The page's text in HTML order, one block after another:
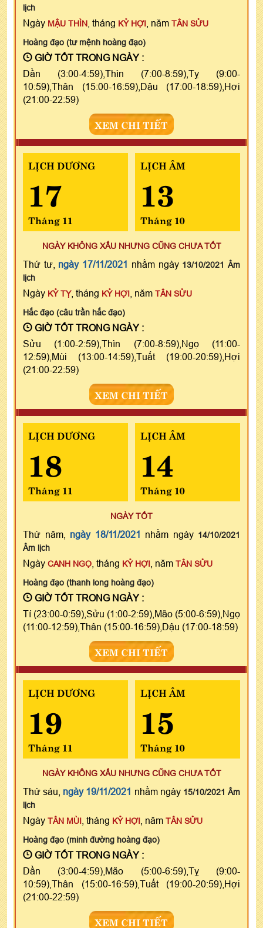
lịch
Ngày MẬU THÌN , tháng KỶ HỢI , năm TÂN SỬU
Hoàng đạo (tư mệnh hoàng đạo)
GIỜ TỐT TRONG NGÀY :
Dần (3:00-4:59),Thìn (7:00-8:59),Tỵ (9:00-
10:59),Thân (15:00-16:59),Dậu (17:00-18:59),Hợi
(21:00-22:59)
XEM CHI TIẾT
LỊCH DƯƠNG
17
Tháng 11
LỊCH ÂM
13
Tháng 10
NGÀY KHÔNG XẤU NHƯNG CŨNG CHƯA TỐT
Thứ tư, ngày 17/11/2021 nhằm ngày 13/10/2021 Âm
lịch
Ngày KỶ TỴ, tháng KỶ HỢI , năm TÂN SỬU
Hắc đạo (câu trần hắc đạo)
GIỜ TỐT TRONG NGÀY :
Sửu (1:00-2:59),Thìn (7:00-8:59),Ngọ (11:00-
12:59),Mùi (13:00-14:59),Tuất (19:00-20:59),Hợi
(21:00-22:59)
XEM CHI TIẾT
LỊCH DƯƠNG
18
Tháng 11
LỊCH ÂM
14
Tháng 10
NGÀY TỐT
Thứ năm, ngày 18/11/2021 nhằm ngày 14/10/2021
Âm lịch
Ngày CANH NGỌ , tháng KỶ HỢI , năm TÂN SỬU
Hoàng đạo (thanh long hoàng đạo)
GIỜ TỐT TRONG NGÀY :
Tí (23:00-0:59),Sửu (1:00-2:59),Mão (5:00-6:59),Ngọ
(11:00-12:59),Thân (15:00-16:59),Dậu (17:00-18:59)
XEM CHI TIẾT
LỊCH DƯƠNG
19
Tháng 11
LỊCH ÂM
15
Tháng 10
NGÀY KHÔNG XẤU NHƯNG CŨNG CHƯA TỐT
Thứ sáu, ngày 19/11/2021 nhằm ngày 15/10/2021 Âm
lịch
Ngày TÂN MÙI , tháng KỶ HỢI , năm TÂN SỬU
Hoàng đạo (minh đường hoàng đạo)
GIỜ TỐT TRONG NGÀY :
Dần (3:00-4:59),Mão (5:00-6:59),Tỵ (9:00-
10:59),Thân (15:00-16:59),Tuất (19:00-20:59),Hợi
(21:00-22:59)
XEM CHI TIẾT